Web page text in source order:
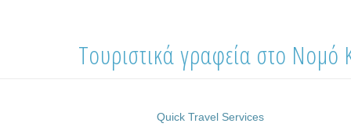
Τουριστικά γραφεία στο Νομό
Quick Travel Services